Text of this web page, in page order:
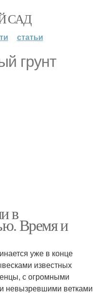
САД
статьи
грунт
в
Время и
уже в конце
известных
с огромными
невызревшими ветками